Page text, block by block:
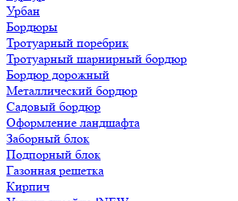
Урбан
Бордюры
Тротуарный поребрик
Тротуарный шарнирный бордюр
Бордюр дорожный
Металлический бордюр
Садовый бордюр
Оформление ландшафта
Заборный блок
Подпорный блок
Газонная решетка
Кирпич